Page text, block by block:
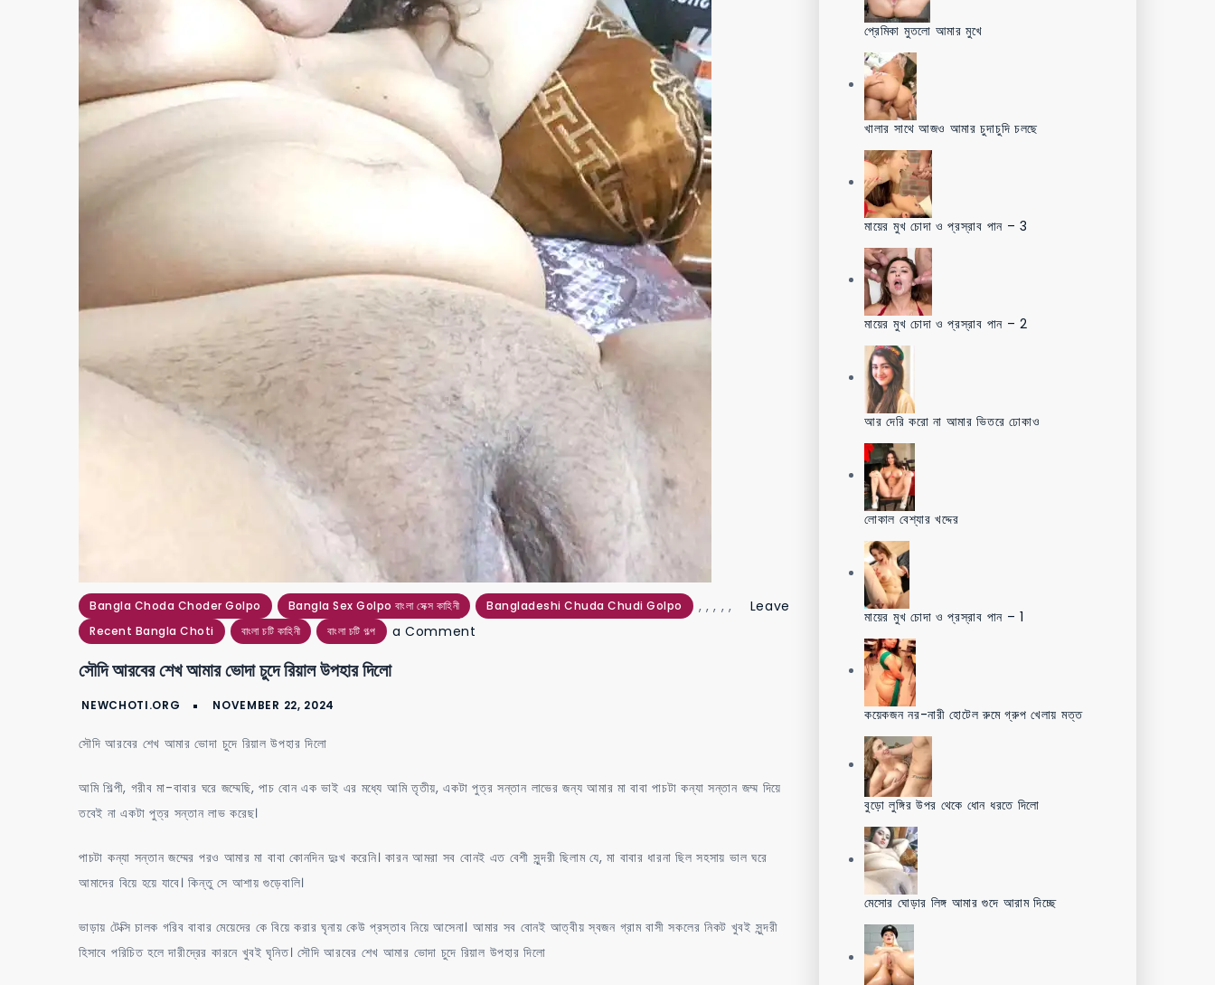
Bangla Choda Choder Golpo ,
Bangla Sex Golpo বাংলা সেক্স কাহিনী ,
Bangladeshi Chuda Chudi Golpo ,
Recent Bangla Choti
,
বাংলা চটি কাহিনী
,
বাংলা চটি গল্প
Leave
a Comment
চুদে
দিলো
সৌদি আরবের শেখ আমার ভোদা চুদে রিয়াল উপহার দিলো
সৌদি আরবের শেখ আমার ভোদা চুদে রিয়াল উপহার দিলো
আমি শিল্পী, গরীব মা-বাবার ঘরে জম্মেছি, পাচ বোন এক ভাই এর মধ্যে আমি তৃতীয়, একটা পুত্র সন্তান লাভের জন্য আমার মা বাবা পাচটা কন্যা সন্তান জম্ম দিয়ে
তবেই না একটা পুত্র সন্তান লাভ করেছ।
পাচটা কন্যা সন্তান জম্মের পরও আমার মা বাবা কোনদিন দুঃখ করেনি। কারন আমরা সব বোনই এত বেশী সুন্দরী ছিলাম যে, মা বাবার ধারনা ছিল সহসায় ভাল ঘরে
আমাদের বিয়ে হয়ে যাবে। কিন্তু সে আশায় গুড়েবালি।
ভাড়ায় টেক্সি চালক গরিব বাবার মেয়েদের কে বিয়ে করার ঘৃনায় কেউ প্রস্তাব নিয়ে আসেনা। আমার সব বোনই আত্বীয় স্বজন গ্রাম বাসী সকলের নিকট খুবই সুন্দরী
হিসাবে পরিচিত হলে দারীদ্রের কারনে খুবই ঘৃনিত। সৌদি আরবের শেখ আমার ভোদা চুদে রিয়াল উপহার দিলো
প্রেমিকা মুতলো আমার মুখে
খালার সাথে আজও আমার চুদাচুদি চলছে
মায়ের মুখ চোদা ও প্রস্রাব পান – 3
মায়ের মুখ চোদা ও প্রস্রাব পান – 2
আর দেরি করো না আমার ভিতরে ঢোকাও
লোকাল বেশ্যার খদ্দের
মায়ের মুখ চোদা ও প্রস্রাব পান – 1
কয়েকজন নর-নারী হোটেল রুমে গ্রুপ খেলায় মত্ত
বুড়ো লুঙ্গির উপর থেকে ধোন ধরতে দিলো
মেসোর ঘোড়ার লিঙ্গ আমার গুদে আরাম দিচ্ছে